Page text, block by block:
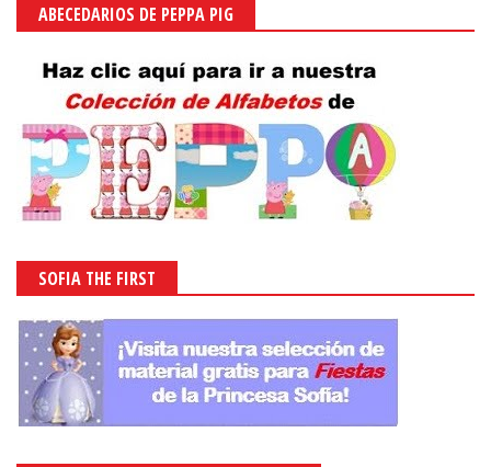
ABECEDARIOS DE PEPPA PIG
SOFIA THE FIRST